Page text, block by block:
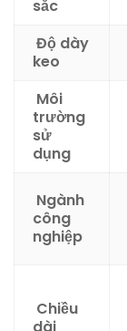
sắc
Độ dày
keo
Môi
trường
sử
dụng
Ngành
công
nghiệp
Chiều